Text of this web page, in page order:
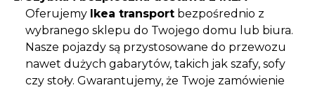
Oferujemy Ikea transport bezpośrednio z
wybranego sklepu do Twojego domu lub biura.
Nasze pojazdy są przystosowane do przewozu
nawet dużych gabarytów, takich jak szafy, sofy
czy stoły. Gwarantujemy, że Twoje zamówienie